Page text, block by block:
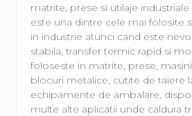
matrite, prese si utilaje
este una dintre cele mai folosite
in industrie atunci cand este
stabila, transfer termic rapid si
foloseste in matrite, prese,
blocuri metalice, cutite de taiere
echipamente de ambalare,
multe alte aplicatii unde caldura